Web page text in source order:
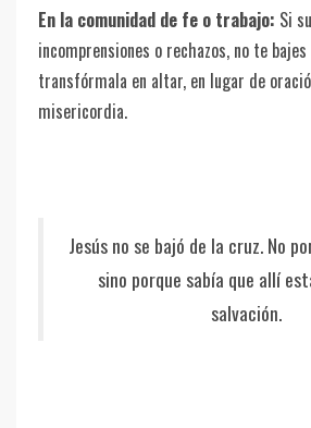
En la comunidad de fe o trabajo: Si
incomprensiones o rechazos, no te
transfórmala en altar, en lugar de
misericordia.
Jesús no se bajó de la cruz. No
sino porque sabía que allí
salvación.